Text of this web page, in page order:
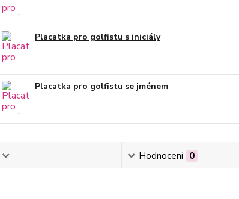
Placatka pro golfistu s iniciály
Placatka pro golfistu se jménem
Hodnocení 0